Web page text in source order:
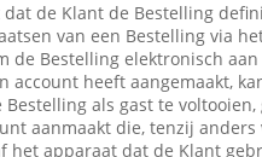
de Klant de Bestelling
van een Bestelling via
de Bestelling elektronisch
heeft aangemaakt,
als gast te
aanmaakt die, tenzij
het apparaat dat de Klant